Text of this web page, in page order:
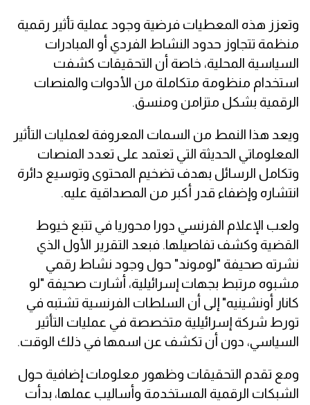
وتعزز هذه المعطيات فرضية وجود عملية تأثير رقمية
منظمة تتجاوز حدود النشاط الفردي أو المبادرات
السياسية المحلية، خاصة أن التحقيقات كشفت
استخدام منظومة متكاملة من الأدوات والمنصات
الرقمية بشكل متزامن ومنسق.
ويعد هذا النمط من السمات المعروفة لعمليات التأثير
المعلوماتي الحديثة التي تعتمد على تعدد المنصات
وتكامل الرسائل بهدف تضخيم المحتوى وتوسيع دائرة
انتشاره وإضفاء قدر أكبر من المصداقية عليه.
ولعب الإعلام الفرنسي دورا محوريا في تتبع خيوط
القضية وكشف تفاصيلها. فبعد التقرير الأول الذي
نشرته صحيفة "لوموند" حول وجود نشاط رقمي
مشبوه مرتبط بجهات إسرائيلية، أشارت صحيفة "لو
كانار أونشينيه" إلى أن السلطات الفرنسية تشتبه في
تورط شركة إسرائيلية متخصصة في عمليات التأثير
السياسي، دون أن تكشف عن اسمها في ذلك الوقت.
ومع تقدم التحقيقات وظهور معلومات إضافية حول
الشبكات الرقمية المستخدمة وأساليب عملها، بدأت